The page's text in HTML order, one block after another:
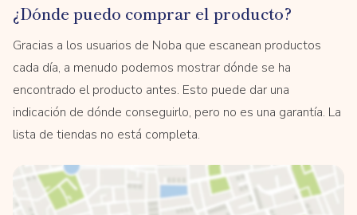
¿Dónde puedo comprar el producto?
Gracias a los usuarios de Noba que escanean productos
cada día, a menudo podemos mostrar dónde se ha
encontrado el producto antes. Esto puede dar una
indicación de dónde conseguirlo, pero no es una garantía. La
lista de tiendas no está completa.